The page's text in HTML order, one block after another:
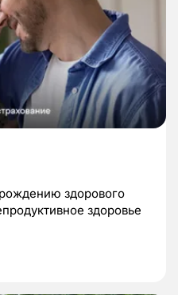
здорового
здоровье